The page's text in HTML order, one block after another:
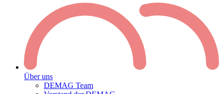
Über uns
DEMAG Team